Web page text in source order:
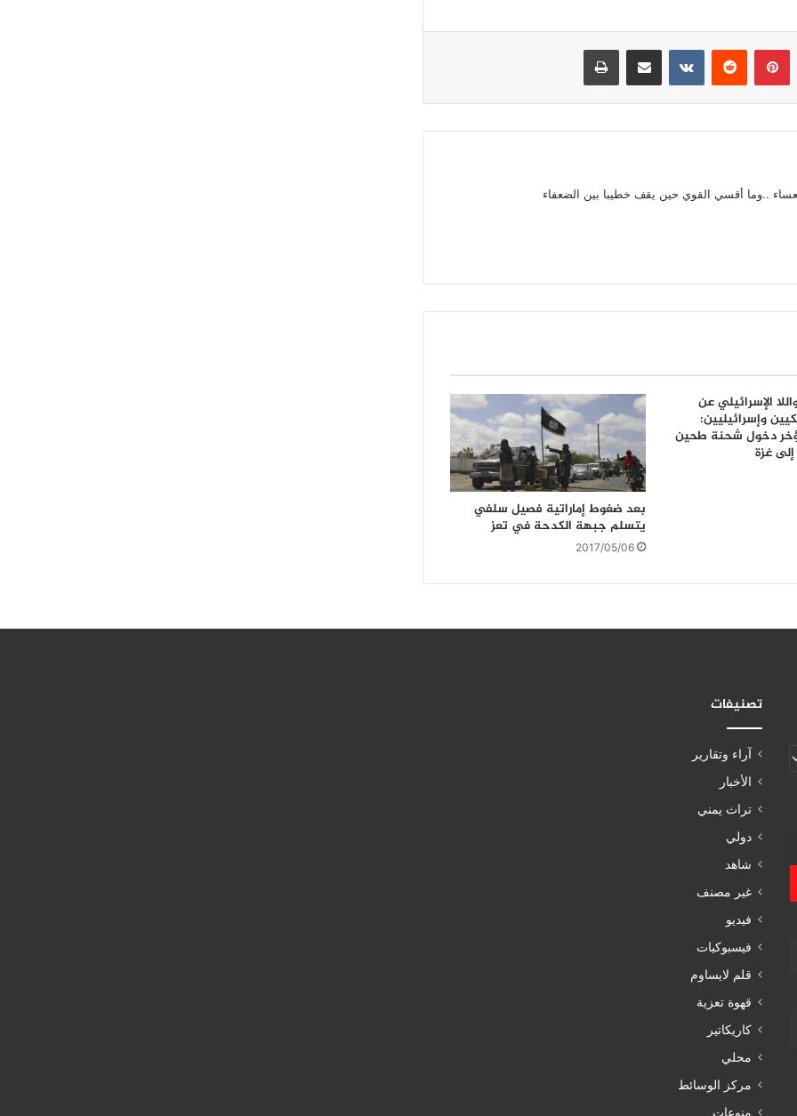
بينتيريست مشاركة عبر البريد طباعة
..وما أقسي القوي حين يقف خطيبا بين الضعفاء
الإسرائيلي عن
وإسرائيليين:
دخول شحنة طحين
غزة
بعد ضغوط إماراتية فصيل سلفي
يتسلم جبهة الكدحة في تعز
2017/05/06
تصنيفات
آراء وتقارير
الأخبار
تراث يمني
دولي
شاهد
غير مصنف
فيديو
فيسبوكيات
قلم لايساوم
قهوة تعزية
كاريكاتير
محلي
مركز الوسائط
منوعات